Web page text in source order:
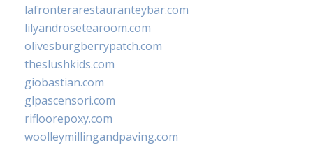
lafronterarestauranteybar.com
lilyandrosetearoom.com
olivesburgberrypatch.com
theslushkids.com
giobastian.com
glpascensori.com
rifloorepoxy.com
woolleymillingandpaving.com